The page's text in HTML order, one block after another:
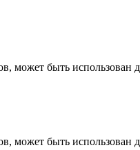
может быть использован
может быть использован